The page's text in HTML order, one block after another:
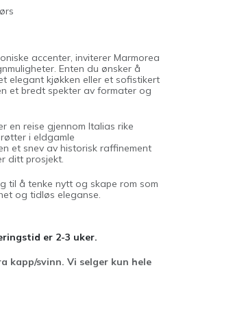
accenter, inviterer Marmorea
Enten du ønsker å
elegant kjøkken eller et sofistikert
et bredt spekter av formater og
en reise gjennom Italias rike
i eldgamle
et snev av historisk raffinement
ditt prosjekt.
til å tenke nytt og skape rom som
og tidløs eleganse.
er 2-3 uker.
kapp/svinn. Vi selger kun hele